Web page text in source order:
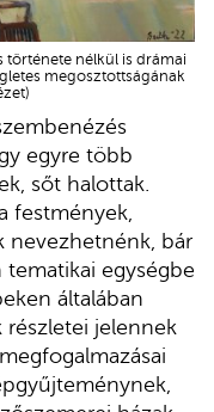
története nélkül is drámai
megosztottságának
egyre több
sőt halottak.
festmények,
nevezhetnénk, bár
egységbe
általában
jelennek